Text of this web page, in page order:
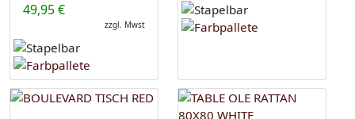
49,95 €
zzgl. Mwst